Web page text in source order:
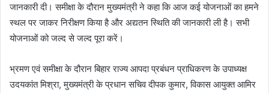
जानकारी दी। समीक्षा के दौरान मुख्यमंत्री ने कहा कि आज कई योजनाओं का हमने
स्थल पर जाकर निरीक्षण किया है और अद्यतन स्थिति की जानकारी ली है। सभी
योजनाओं को जल्द से जल्द पूरा करें।
भ्रमण एवं समीक्षा के दौरान बिहार राज्य आपदा प्रबंधन प्राधिकरण के उपाध्यक्ष
उदयकांत मिश्रा, मुख्यमंत्री के प्रधान सचिव दीपक कुमार, विकास आयुक्त आमिर